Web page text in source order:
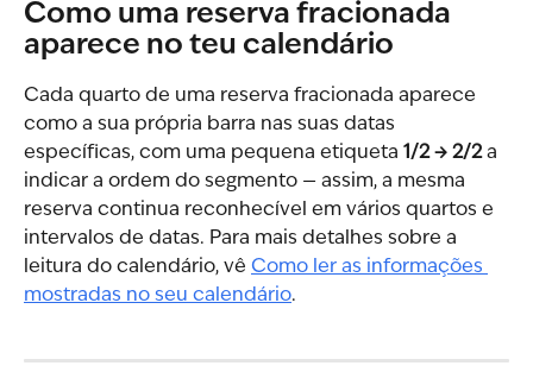
Como uma reserva fracionada
aparece no teu calendário
Cada quarto de uma reserva fracionada aparece
como a sua própria barra nas suas datas
específicas, com uma pequena etiqueta 1/2 → 2/2 a
indicar a ordem do segmento — assim, a mesma
reserva continua reconhecível em vários quartos e
intervalos de datas. Para mais detalhes sobre a
leitura do calendário, vê Como ler as informações
mostradas no seu calendário.